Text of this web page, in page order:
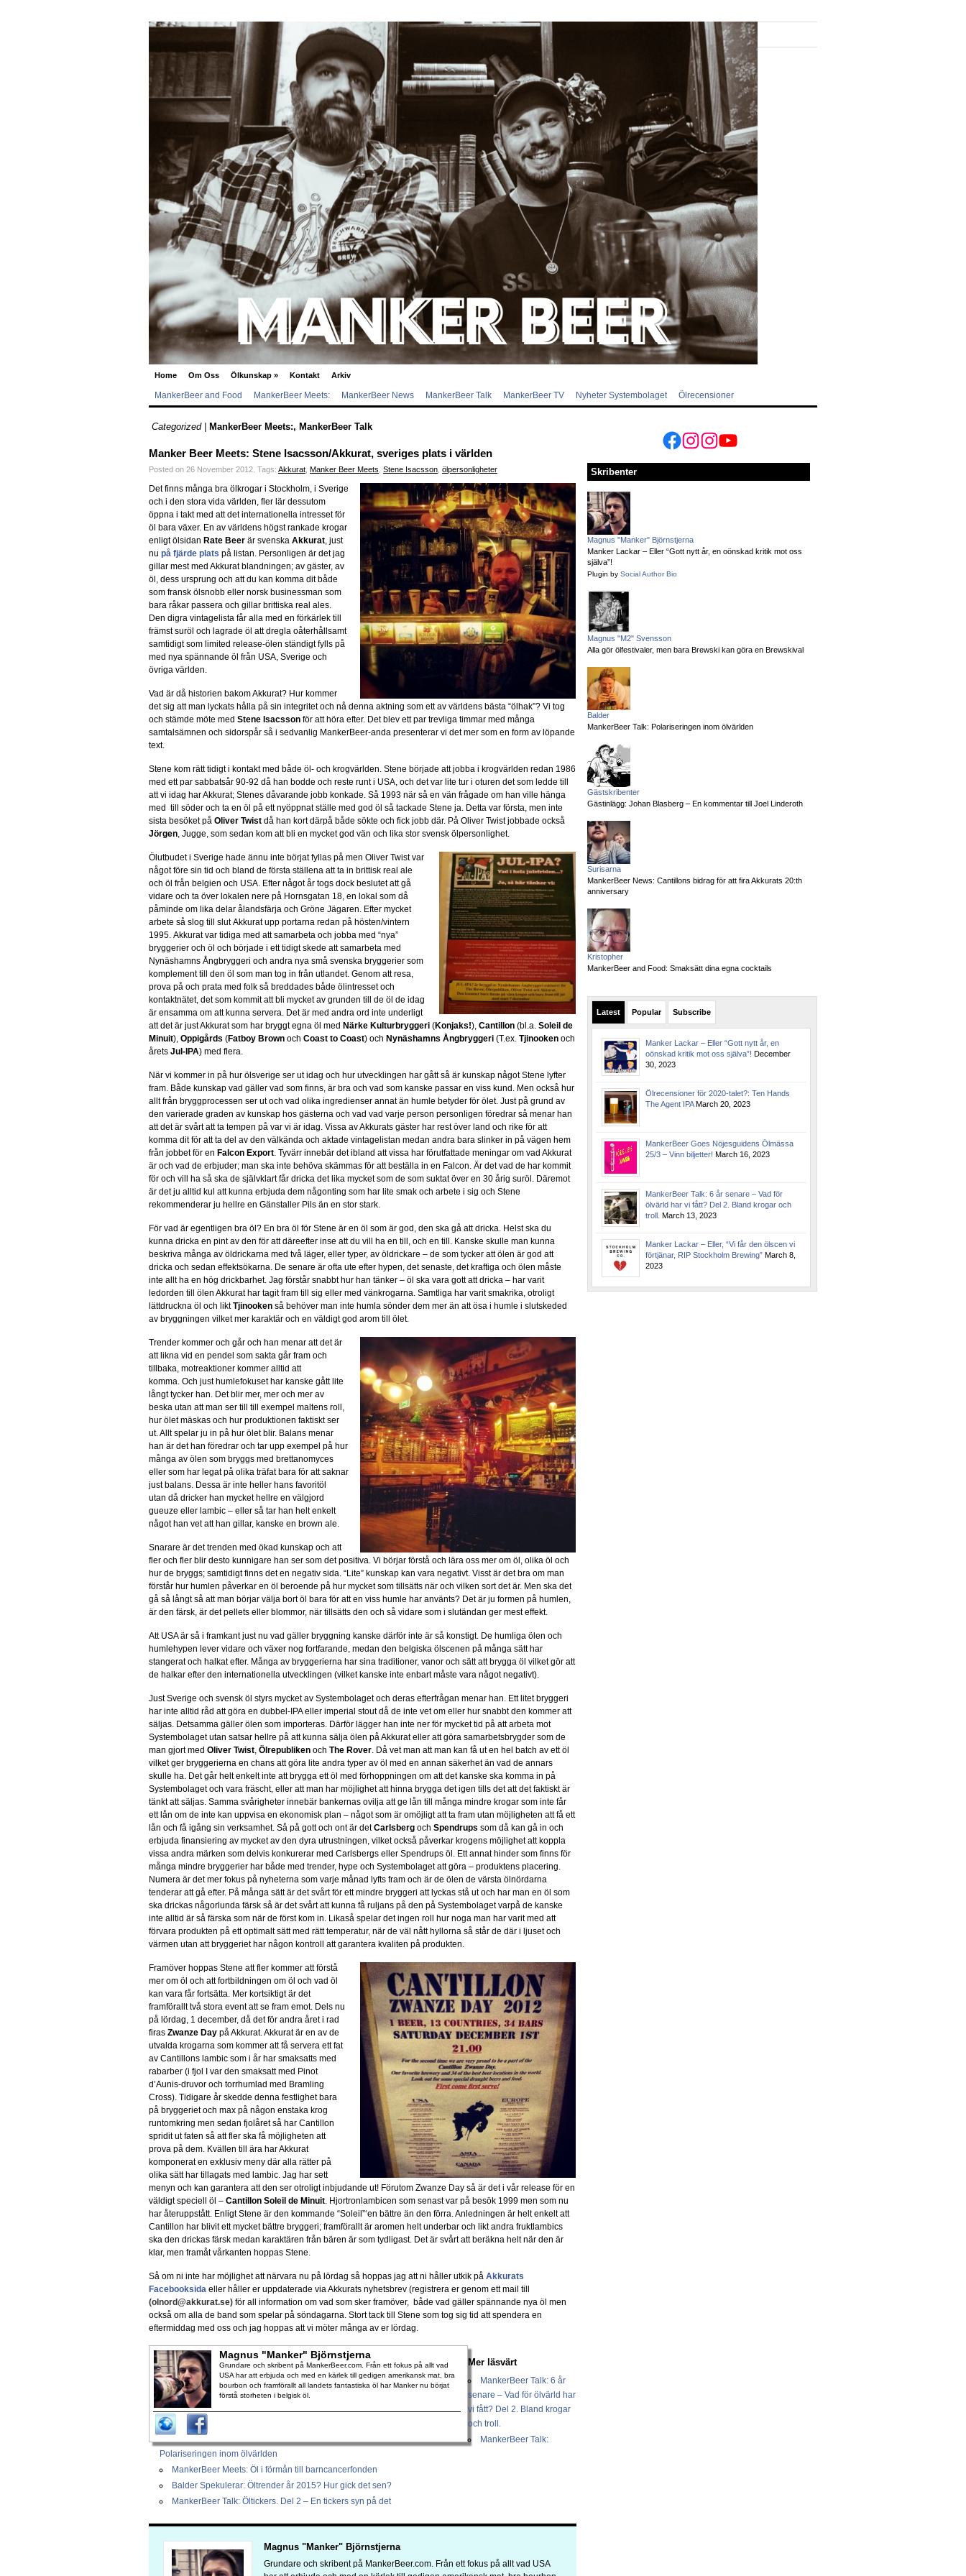
Home Om Oss Ölkunskap » Kontakt Arkiv
MankerBeer and Food MankerBeer Meets: MankerBeer News MankerBeer Talk MankerBeer TV Nyheter Systembolaget Ölrecensioner
Categorized | MankerBeer Meets:, MankerBeer Talk
Manker Beer Meets: Stene Isacsson/Akkurat, sveriges plats i världen
Posted on 26 November 2012. Tags: Akkurat Manker Beer Meets Stene Isacsson ölpersonligheter
Det finns många bra ölkrogar i Stockholm, i Sverige
och i den stora vida världen, fler lär dessutom
öppna i takt med att det internationella intresset för
öl bara växer. En av världens högst rankade krogar
enligt ölsidan Rate Beer är svenska Akkurat, just
nu på fjärde plats på listan. Personligen är det jag
gillar mest med Akkurat blandningen; av gäster, av
öl, dess ursprung och att du kan komma dit både
som fransk ölsnobb eller norsk businessman som
bara råkar passera och gillar brittiska real ales.
Den digra vintagelista får alla med en förkärlek till
främst suröl och lagrade öl att dregla oåterhållsamt
samtidigt som limited release-ölen ständigt fylls på
med nya spännande öl från USA, Sverige och
övriga världen.
Vad är då historien bakom Akkurat? Hur kommer
det sig att man lyckats hålla på sin integritet och nå denna aktning som ett av världens bästa “ölhak”? Vi tog
och stämde möte med Stene Isacsson för att höra efter. Det blev ett par trevliga timmar med många
samtalsämnen och sidorspår så i sedvanlig MankerBeer-anda presenterar vi det mer som en form av löpande
text.
Stene kom rätt tidigt i kontakt med både öl- och krogvärlden. Stene började att jobba i krogvärlden redan 1986
med ett par sabbatsår 90-92 då han bodde och reste runt i USA, och det var lite tur i oturen det som ledde till
att vi idag har Akkurat; Stenes dåvarande jobb konkade. Så 1993 när så en vän frågade om han ville hänga
med till söder och ta en öl på ett nyöppnat ställe med god öl så tackade Stene ja. Detta var första, men inte
sista besöket på Oliver Twist då han kort därpå både sökte och fick jobb där. På Oliver Twist jobbade också
Jörgen, Jugge, som sedan kom att bli en mycket god vän och lika stor svensk ölpersonlighet.
Ölutbudet i Sverige hade ännu inte börjat fyllas på men Oliver Twist var
något före sin tid och bland de första ställena att ta in brittisk real ale
och öl från belgien och USA. Efter något år togs dock beslutet att gå
vidare och ta över lokalen nere på Hornsgatan 18, en lokal som då
påminde om lika delar ålandsfärja och Gröne Jägaren. Efter mycket
arbete så slog till slut Akkurat upp portarna redan på hösten/vintern
1995. Akkurat var tidiga med att samarbeta och jobba med “nya”
bryggerier och öl och började i ett tidigt skede att samarbeta med
Nynäshamns Ångbryggeri och andra nya små svenska bryggerier som
komplement till den öl som man tog in från utlandet. Genom att resa,
prova på och prata med folk så breddades både ölintresset och
kontaktnätet, det som kommit att bli mycket av grunden till de öl de idag
är ensamma om att kunna servera. Det är med andra ord inte underligt
att det är just Akkurat som har bryggt egna öl med Närke Kulturbryggeri (Konjaks!), Cantillon (bl.a. Soleil de
Minuit), Oppigårds (Fatboy Brown och Coast to Coast) och Nynäshamns Ångbryggeri (T.ex. Tjinooken och
årets Jul-IPA) med flera.
När vi kommer in på hur ölsverige ser ut idag och hur utvecklingen har gått så är kunskap något Stene lyfter
fram. Både kunskap vad gäller vad som finns, är bra och vad som kanske passar en viss kund. Men också hur
allt från bryggprocessen ser ut och vad olika ingredienser annat än humle betyder för ölet. Just på grund av
den varierade graden av kunskap hos gästerna och vad vad varje person personligen föredrar så menar han
att det är svårt att ta tempen på var vi är idag. Vissa av Akkurats gäster har rest över land och rike för att
komma dit för att ta del av den välkända och aktade vintagelistan medan andra bara slinker in på vägen hem
från jobbet för en Falcon Export. Tyvärr innebär det ibland att vissa har förutfattade meningar om vad Akkurat
är och vad de erbjuder; man ska inte behöva skämmas för att beställa in en Falcon. Är det vad de har kommit
för och vill ha så ska de självklart får dricka det lika mycket som de som suktat över en 30 årig suröl. Däremot
är det ju alltid kul att kunna erbjuda dem någonting som har lite smak och arbete i sig och Stene
rekommenderar ju hellre en Gänstaller Pils än en stor stark.
För vad är egentligen bra öl? En bra öl för Stene är en öl som är god, den ska gå att dricka. Helst ska du
kunna dricka en pint av den för att däreefter inse att du vill ha en till, och en till. Kanske skulle man kunna
beskriva många av öldrickarna med två läger, eller typer, av öldrickare – de som tycker att ölen är god att
dricka och sedan effektsökarna. De senare är ofta ute efter hypen, det senaste, det kraftiga och ölen måste
inte allt ha en hög drickbarhet. Jag förstår snabbt hur han tänker – öl ska vara gott att dricka – har varit
ledorden till ölen Akkurat har tagit fram till sig eller med vänkrogarna. Samtliga har varit smakrika, otroligt
lättdruckna öl och liktTjinooken så behöver man inte humla sönder dem mer än att ösa i humle i slutskeded
av bryggningen vilket mer karaktär och en väldigt god arom till ölet.
Trender kommer och går och han menar att det är
att likna vid en pendel som sakta går fram och
tillbaka, motreaktioner kommer alltid att
komma. Och just humlefokuset har kanske gått lite
långt tycker han. Det blir mer, mer och mer av
beska utan att man ser till till exempel maltens roll,
hur ölet mäskas och hur produktionen faktiskt ser
ut. Allt spelar ju in på hur ölet blir. Balans menar
han är det han föredrar och tar upp exempel på hur
många av ölen som bryggs med brettanomyces
eller som har legat på olika träfat bara för att saknar
just balans. Dessa är inte heller hans favoritöl
utan då dricker han mycket hellre en välgjord
gueuze eller lambic – eller så tar han helt enkelt
något han vet att han gillar, kanske en brown ale.
Snarare är det trenden med ökad kunskap och att
fler och fler blir desto kunnigare han ser som det positiva. Vi börjar förstå och lära oss mer om öl, olika öl och
hur de bryggs; samtidigt finns det en negativ sida. “Lite” kunskap kan vara negativt. Visst är det bra om man
förstår hur humlen påverkar en öl beroende på hur mycket som tillsätts när och vilken sort det är. Men ska det
gå så långt så att man börjar välja bort öl bara för att en viss humle har använts? Det är ju formen på humlen,
är den färsk, är det pellets eller blommor, när tillsätts den och så vidare som i slutändan ger mest effekt.
Att USA är så i framkant just nu vad gäller bryggning kanske därför inte är så konstigt. De humliga ölen och
humlehypen lever vidare och växer nog fortfarande, medan den belgiska ölscenen på många sätt har
stangerat och halkat efter. Många av bryggerierna har sina traditioner, vanor och sätt att brygga öl vilket gör att
de halkar efter den internationella utvecklingen (vilket kanske inte enbart måste vara något negativt).
Just Sverige och svensk öl styrs mycket av Systembolaget och deras efterfrågan menar han. Ett litet bryggeri
har inte alltid råd att göra en dubbel-IPA eller imperial stout då de inte vet om eller hur snabbt den kommer att
säljas. Detsamma gäller ölen som importeras. Därför lägger han inte ner för mycket tid på att arbeta mot
Systembolaget utan satsar hellre på att kunna sälja ölen på Akkurat eller att göra samarbetsbrygder som de
man gjort med Oliver Twist, Ölrepubliken och The Rover. Då vet man att man kan få ut en hel batch av ett öl
vilket ger bryggerierna en chans att göra lite andra typer av öl med en annan säkerhet än vad de annars
skulle ha. Det går helt enkelt inte att brygga ett öl med förhoppningen om att det kanske ska komma in på
Systembolaget och vara fräscht, eller att man har möjlighet att hinna brygga det igen tills det att det faktiskt är
tänkt att säljas. Samma svårigheter innebär bankernas ovilja att ge lån till många mindre krogar som inte får
ett lån om de inte kan uppvisa en ekonomisk plan – något som är omöjligt att ta fram utan möjligheten att få ett
lån och få igång sin verksamhet. Så på gott och ont är detCarlsberg och Spendrups som då kan gå in och
erbjuda finansiering av mycket av den dyra utrustningen, vilket också påverkar krogens möjlighet att koppla
vissa andra märken som delvis konkurerar med Carlsbergs eller Spendrups öl. Ett annat hinder som finns för
många mindre bryggerier har både med trender, hype och Systembolaget att göra – produktens placering.
Numera är det mer fokus på nyheterna som varje månad lyfts fram och är de ölen de värsta ölnördarna
tenderar att gå efter. På många sätt är det svårt för ett mindre bryggeri att lyckas stå ut och har man en öl som
ska drickas någorlunda färsk så är det svårt att kunna få ruljans på den på Systembolaget varpå de kanske
inte alltid är så färska som när de först kom in. Likaså spelar det ingen roll hur noga man har varit med att
förvara produkten på ett optimalt sätt med rätt temperatur, när de väl nått hyllorna så står de där i ljuset och
värmen utan att bryggeriet har någon kontroll att garantera kvaliten på produkten.
Framöver hoppas Stene att fler kommer att förstå
mer om öl och att fortbildningen om öl och vad öl
kan vara får fortsätta. Mer kortsiktigt är det
framförallt två stora event att se fram emot. Dels nu
på lördag, 1 december, då det för andra året i rad
firas Zwanze Day på Akkurat. Akkurat är en av de
utvalda krogarna som kommer att få servera ett fat
av Cantillons lambic som i år har smaksatts med
rabarber (i fjol I var den smaksatt med Pinot
d’Aunis-druvor och torrhumlad med Bramling
Cross). Tidigare år skedde denna festlighet bara
på bryggeriet och max på någon enstaka krog
runtomkring men sedan fjolåret så har Cantillon
spridit ut faten så att fler ska få möjligheten att
prova på dem. Kvällen till ära har Akkurat
komponerat en exklusiv meny där alla rätter på
olika sätt har tillagats med lambic. Jag har sett
menyn och kan garantera att den ser otroligt inbjudande ut! Förutom Zwanze Day så är det i vår release för en
väldigt speciell öl – Cantillon Soleil de Minuit. Hjortronlambicen som senast var på besök 1999 men som nu
har återuppstått. Enligt Stene är den kommande “Soleil”‘en bättre än den förra. Anledningen är helt enkelt att
Cantillon har blivit ett mycket bättre bryggeri; framförallt är aromen helt underbar och likt andra fruktlambics
ska den drickas färsk medan karaktären från bären är som tydligast. Det är svårt att beräkna helt när den är
klar, men framåt vårkanten hoppas Stene.
Så om ni inte har möjlighet att närvara nu på lördag så hoppas jag att ni håller utkik på Akkurats
Facebooksida eller håller er uppdaterade via Akkurats nyhetsbrev (registrera er genom ett mail till
(olnord@akkurat.se) för all information om vad som sker framöver, både vad gäller spännande nya öl men
också om alla de band som spelar på söndagarna. Stort tack till Stene som tog sig tid att spendera en
eftermiddag med oss och jag hoppas att vi möter många av er lördag.
Magnus "Manker" Björnstjerna
Grundare och skribent på MankerBeer.com. Från ett fokus på allt vad
USA har att erbjuda och med en kärlek till gedigen amerikansk mat, bra
bourbon och framförallt all landets fantastiska öl har Manker nu börjat
förstå storheten i belgisk öl.
Mer läsvärt
MankerBeer Talk: 6 år
senare – Vad för ölvärld har
vi fått? Del 2. Bland krogar
och troll.
MankerBeer Talk:
Polariseringen inom ölvärlden
MankerBeer Meets: Öl i förmån till barncancerfonden
Balder Spekulerar: Öltrender år 2015? Hur gick det sen?
MankerBeer Talk: Öltickers. Del 2 – En tickers syn på det
Magnus "Manker" Björnstjerna
Grundare och skribent på MankerBeer.com. Från ett fokus på allt vad USA
Facebook
Instagram
Instagram
YouTube
Skribenter
Magnus "Manker" Björnstjerna
Manker Lackar – Eller “Gott nytt år, en oönskad kritik mot oss
själva”!
Plugin by Social Author Bio
Magnus "M2" Svensson
Alla gör ölfestivaler, men bara Brewski kan göra en Brewskival
Balder
MankerBeer Talk: Polariseringen inom ölvärlden
Gästskribenter
Gästinlägg: Johan Blasberg – En kommentar till Joel Linderoth
Surisarna
MankerBeer News: Cantillons bidrag för att fira Akkurats 20:th
anniversary
Kristopher
MankerBeer and Food: Smaksätt dina egna cocktails
Latest Popular Subscribe
Manker Lackar – Eller “Gott nytt år, en
oönskad kritik mot oss själva”! December
30, 2023
Ölrecensioner för 2020-talet?: Ten Hands
The Agent IPA March 20, 2023
MankerBeer Goes Nöjesguidens Ölmässa
25/3 – Vinn biljetter! March 16, 2023
MankerBeer Talk: 6 år senare – Vad för
ölvärld har vi fått? Del 2. Bland krogar och
troll. March 13, 2023
Manker Lackar – Eller, “Vi får den ölscen vi
förtjänar, RIP Stockholm Brewing” March 8,
2023